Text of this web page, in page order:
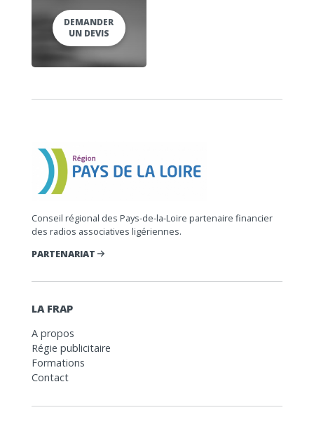
DEMANDER
UN DEVIS
Conseil régional des Pays-de-la-Loire partenaire financier
des radios associatives ligériennes.
PARTENARIAT
LA FRAP
A propos
Régie publicitaire
Formations
Contact